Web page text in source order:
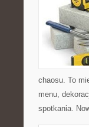
chaosu. To
menu,
spotkania.